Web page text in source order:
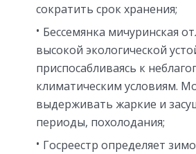
сократить срок хранения;
Бессемянка мичуринская
высокой экологической
приспосабливаясь к
климатическим условиям.
выдерживать жаркие и
периоды, похолодания;
Госреестр определяет